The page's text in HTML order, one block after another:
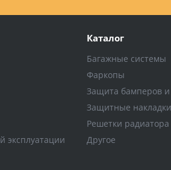
эксплуатации
Каталог
Багажные системы
Фаркопы
Защита бамперов и
Защитные накладки
Решетки радиатора
Другое